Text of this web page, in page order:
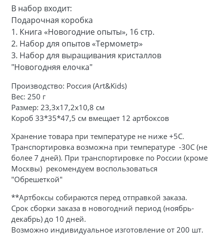
В набор входит:
Подарочная коробка
1. Книга «Новогодние опыты», 16 стр.
2. Набор для опытов «Термометр»
3. Набор для выращивания кристаллов
"Новогодняя елочка"
Производство: Россия (Art&Kids)
Вес: 250 г
Размер: 23,3х17,2х10,8 см
Короб 33*35*47,5 см вмещает 12 артбоксов
Хранение товара при температуре не ниже +5С.
Транспортировка возможна при температуре -30С (не
более 7 дней). При транспортировке по России (кроме
Москвы) рекомендуем воспользоваться
"Обрешеткой"
**Артбоксы собираются перед отправкой заказа.
Срок сборки заказа в новогодний период (ноябрь-
декабрь) до 10 дней.
Возможно индивидуальное изготовление от 200 шт.